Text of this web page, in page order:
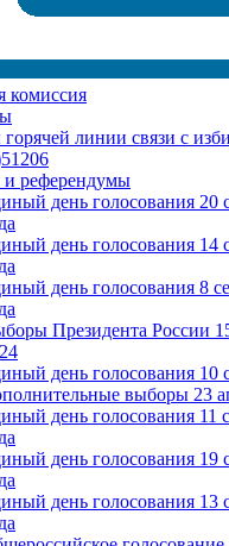
комиссия
линии связи с
референдумы
день голосования 20
день голосования 14
день голосования 8
Президента России
день голосования 10
выборы 23
день голосования 11
день голосования 19
день голосования 13